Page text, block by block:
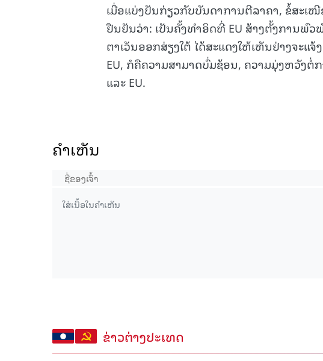
ເມື່ອແບ່ງປັນກ່ຽວກັບບັນດາການຕີລາຄາ, ຂໍ້ສະເ
ຢືນຢັນວ່າ: ເປັນຄັ້ງທໍາອິດທີ່ EU ສ້າງຕັ້ງການພົ
ຕາເວັນອອກສ່ຽງໃຕ້ ໄດ້ສະແດງໃຫ້ເຫັນຢ່າງຈະແ
EU, ກໍຄືຄວາມສາມາດບົ່ມຊ້ອນ, ຄວາມມຸ່ງຫວັງ
ແລະ EU.
ຄໍາເຫັນ
ຂ່າວຕ່າງປະເທດ